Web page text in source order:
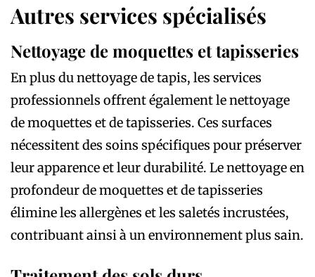
Autres services spécialisés
Nettoyage de moquettes et tapisseries
En plus du nettoyage de tapis, les services
professionnels offrent également le nettoyage
de moquettes et de tapisseries. Ces surfaces
nécessitent des soins spécifiques pour préserver
leur apparence et leur durabilité. Le nettoyage en
profondeur de moquettes et de tapisseries
élimine les allergènes et les saletés incrustées,
contribuant ainsi à un environnement plus sain.